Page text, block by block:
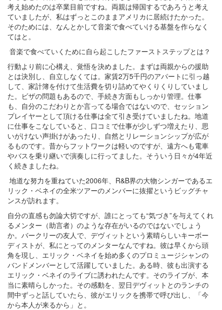
考え始めたのは卒業目前ですね。両親は帰国するであろうと考え
ていましたが、私はずっとこのままアメリカに居続けたかった。
そのためには、なんとかして音楽で食べていける基盤を作らなく
てはと。
音楽で食べていくために自ら起こしたファーストステップとは？
行動より前に心構え、覚悟を決めました。まずは両親からの援助
とは決別し、自立しなくては。家賃2万5千円のアパートに引っ越
して、家計簿を付けて生活費を切り詰めてやくりくりしていまし
た。ビザの問題もあるので、手続き方面もしっかり管理。仕事
も、自分のこだわりとか言ってる場合ではないので、セッション
プレイヤーとして頂ける仕事は全て引き受けていましたね。地道
に仕事をこなしていると、口コミで仕事が少しずつ増えたり、思
いがけない声掛けがあったり、自然とリレーションシップが広が
るものです。昔からフットワークは軽いのですが、遠方へも電車
やバスを乗り継いで演奏しに行ってました。そういう日々が4年近
く続きましたね。
地道な努力を重ねていた2006年、R&B界の大物シンガーであるエ
リック・ベネイの全米ツアーのメンバーに抜擢というビッグチャ
ンスが訪れます。
自分の直感も勿論大切ですが、誰にとっても“気づき”を与えてくれ
るメンター（助言者）のような存在がいるのではないでしょう
か。バークリーの友人で、デヴィットという素晴らしいキーボー
ディストが、私にとってのメンターなんですね。彼は早くから頭
角を現し、エリック・ベネイを始め多くのプロミュージシャンの
バンドメンバーとして活躍していました。ある時、彼も出演する
エリック・ベネイのライブに誘われたんです。そのライブが、本
当に素晴らしかった。その感動を、翌日デヴィットとのランチの
間中ずっと話していたら、彼がエリックを携帯で呼び出し、「今
から本人が来るから」と。